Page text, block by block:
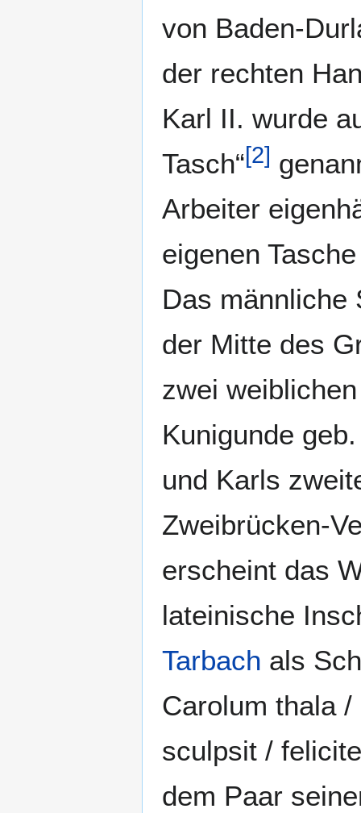
von Baden-
der rechten
Karl II. wurde
Tasch“[2]
Arbeiter
eigenen
Das männliche
der Mitte des
zwei
Kunigunde
und Karls
Zweibrücken-
erscheint das
lateinische
Tarbach als
Carolum thala
sculpsit /
dem Paar